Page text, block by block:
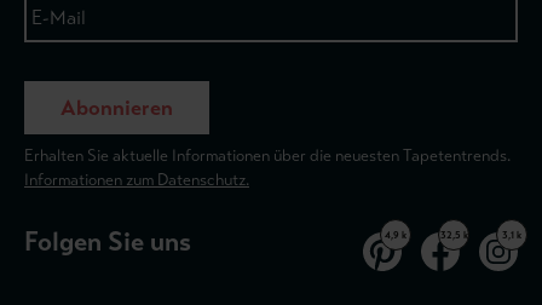
Abonnieren
Erhalten Sie aktuelle Informationen über die neuesten Tapetentrends.
Informationen zum Datenschutz.
Folgen Sie uns 4,9 k 32,5 k 3,1 k